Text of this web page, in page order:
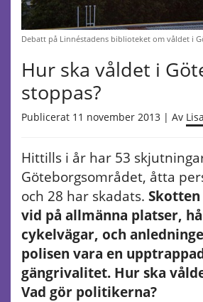
Debatt på Linnéstadens biblioteket om våldet i
Hur ska våldet i
stoppas?
Publicerat 11 november 2013 | Av Lisa
Hittills i år har 53
Göteborgsområdet, åtta
och 28 har skadats.
vid på allmänna platser,
cykelvägar, och
polisen vara en
gängrivalitet. Hur ska
Vad gör politikerna?